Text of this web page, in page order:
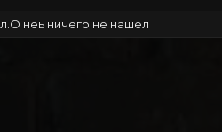
неь ничего не нашел